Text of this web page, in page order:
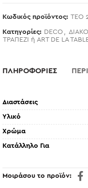
Κωδικός προϊόντος: TEO
Κατηγορίες: DECO ,
ΤΡΑΠΕΖΙ ή ART DE LA
ΠΛΗΡΟΦΟΡΙΕΣ
Διαστάσεις
Υλικό
Χρώμα
Κατάλληλο Για
Μοιράσου το προϊόν